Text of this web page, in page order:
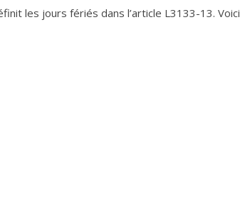
les jours fériés dans l’article L3133-13. Voici